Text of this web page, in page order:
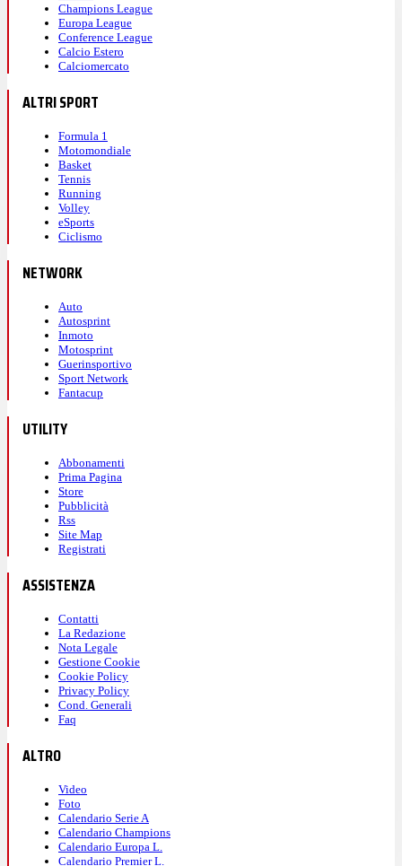
Champions League
Europa League
Conference League
Calcio Estero
Calciomercato
ALTRI SPORT
Formula 1
Motomondiale
Basket
Tennis
Running
Volley
eSports
Ciclismo
NETWORK
Auto
Autosprint
Inmoto
Motosprint
Guerinsportivo
Sport Network
Fantacup
UTILITY
Abbonamenti
Prima Pagina
Store
Pubblicità
Rss
Site Map
Registrati
ASSISTENZA
Contatti
La Redazione
Nota Legale
Gestione Cookie
Cookie Policy
Privacy Policy
Cond. Generali
Faq
ALTRO
Video
Foto
Calendario Serie A
Calendario Champions
Calendario Europa L.
Calendario Premier L.